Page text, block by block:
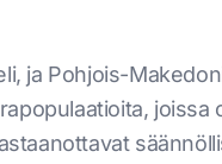
ja Pohjois-
joissa